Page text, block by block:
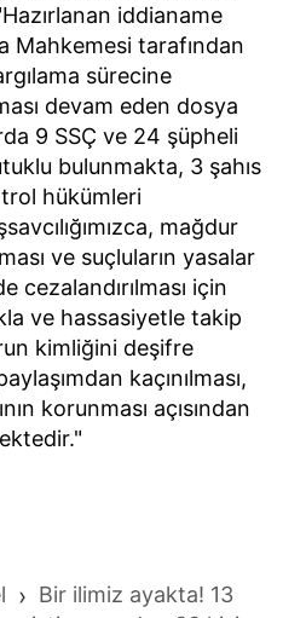
iddianame
Mahkemesi tarafından
sürecine
devam eden dosya
9 SSÇ ve 24 şüpheli
bulunmakta, 3 şahıs
hükümleri
mağdur
ve suçluların yasalar
cezalandırılması için
ve hassasiyetle takip
kimliğini deşifre
kaçınılması,
korunması açısından
› Bir ilimiz ayakta! 13